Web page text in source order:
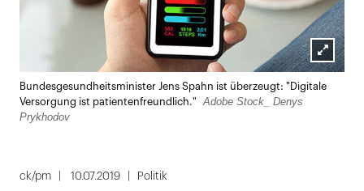
Lightbox
öffnen
Bundesgesundheitsminister Jens Spahn ist überzeugt: "Digitale
Versorgung ist patientenfreundlich."
Adobe Stock_ Denys
Prykhodov
ck/pm 10.07.2019 Politik